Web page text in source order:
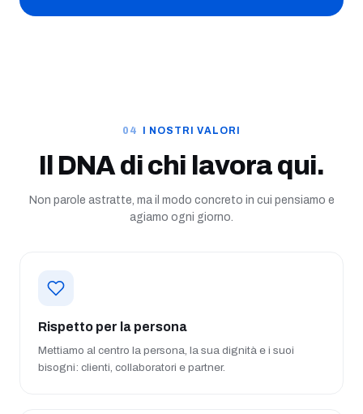
I NOSTRI VALORI
Il DNA di chi lavora qui.
Non parole astratte, ma il modo concreto in cui pensiamo e
agiamo ogni giorno.
Rispetto per la persona
Mettiamo al centro la persona, la sua dignità e i suoi
bisogni: clienti, collaboratori e partner.